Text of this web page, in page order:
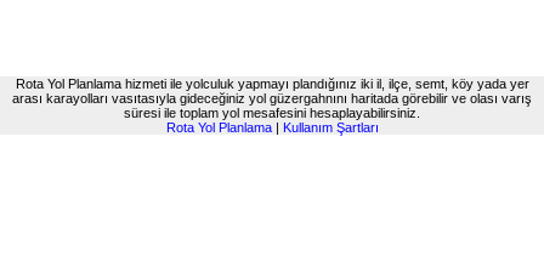
Rota Yol Planlama hizmeti ile yolculuk yapmayı plandığınız iki il, ilçe, semt, köy yada yer
arası karayolları vasıtasıyla gideceğiniz yol güzergahnını haritada görebilir ve olası varış
süresi ile toplam yol mesafesini hesaplayabilirsiniz.
Rota Yol Planlama| Kullanım Şartları